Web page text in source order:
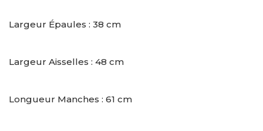
Largeur Épaules : 38 cm
Largeur Aisselles : 48 cm
Longueur Manches : 61 cm